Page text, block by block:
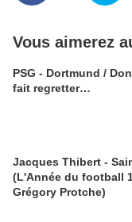
Vous aimerez
PSG - Dortmund /
fait regretter…
Jacques Thibert -
(L'Année du football
Grégory Protche)